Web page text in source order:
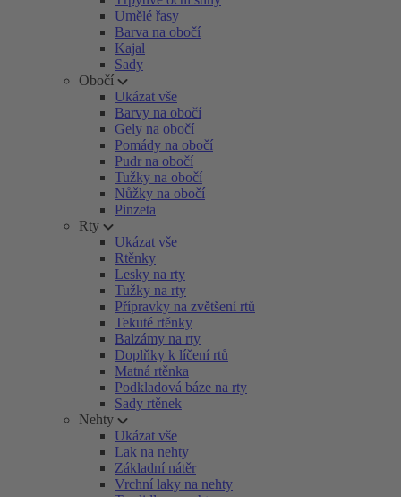
Umělé řasy
Barva na obočí
Kajal
Sady
Obočí
Ukázat vše
Barvy na obočí
Gely na obočí
Pomády na obočí
Pudr na obočí
Tužky na obočí
Nůžky na obočí
Pinzeta
Rty
Ukázat vše
Rtěnky
Lesky na rty
Tužky na rty
Přípravky na zvětšení rtů
Tekuté rtěnky
Balzámy na rty
Doplňky k líčení rtů
Matná rtěnka
Podkladová báze na rty
Sady rtěnek
Nehty
Ukázat vše
Lak na nehty
Základní nátěr
Vrchní laky na nehty